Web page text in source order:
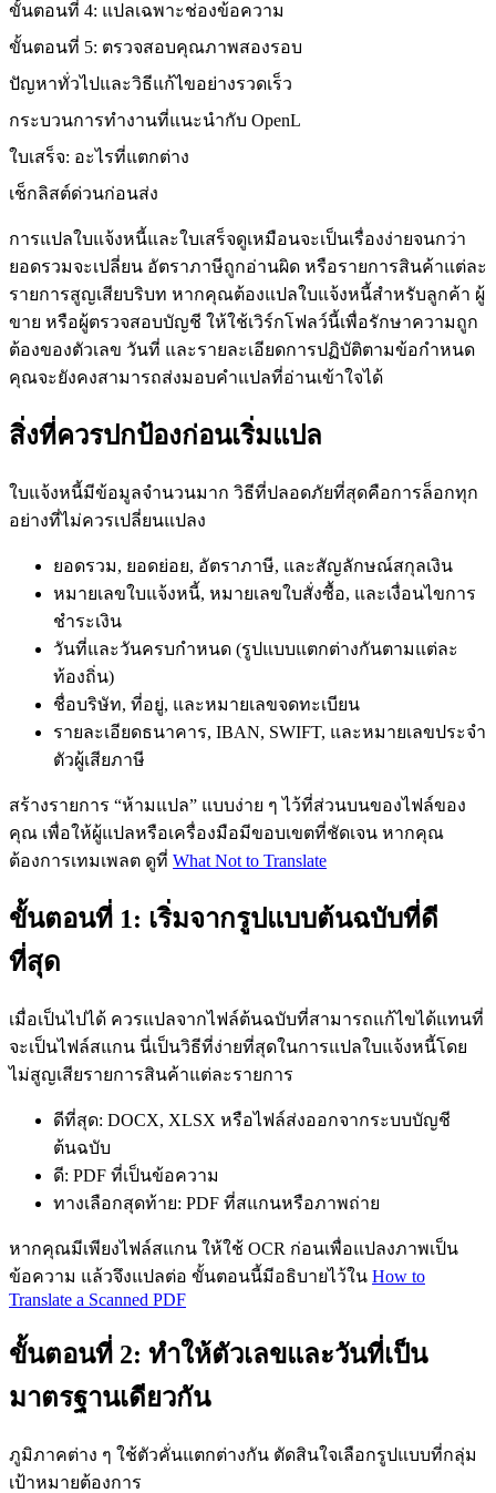
ขั้นตอนที่ 4: แปลเฉพาะช่องข้อความ
ขั้นตอนที่ 5: ตรวจสอบคุณภาพสองรอบ
ปัญหาทั่วไปและวิธีแก้ไขอย่างรวดเร็ว
กระบวนการทำงานที่แนะนำกับ OpenL
ใบเสร็จ: อะไรที่แตกต่าง
เช็กลิสต์ด่วนก่อนส่ง
การแปลใบแจ้งหนี้และใบเสร็จดูเหมือนจะเป็นเรื่องง่ายจนกว่า
ยอดรวมจะเปลี่ยน อัตราภาษีถูกอ่านผิด หรือรายการสินค้าแต่ละ
รายการสูญเสียบริบท หากคุณต้องแปลใบแจ้งหนี้สำหรับลูกค้า ผู้
ขาย หรือผู้ตรวจสอบบัญชี ให้ใช้เวิร์กโฟลว์นี้เพื่อรักษาความถูก
ต้องของตัวเลข วันที่ และรายละเอียดการปฏิบัติตามข้อกำหนด
คุณจะยังคงสามารถส่งมอบคำแปลที่อ่านเข้าใจได้
สิ่งที่ควรปกป้องก่อนเริ่มแปล
ใบแจ้งหนี้มีข้อมูลจำนวนมาก วิธีที่ปลอดภัยที่สุดคือการล็อกทุก
อย่างที่ไม่ควรเปลี่ยนแปลง
ยอดรวม, ยอดย่อย, อัตราภาษี, และสัญลักษณ์สกุลเงิน
หมายเลขใบแจ้งหนี้, หมายเลขใบสั่งซื้อ, และเงื่อนไขการ
ชำระเงิน
วันที่และวันครบกำหนด (รูปแบบแตกต่างกันตามแต่ละ
ท้องถิ่น)
ชื่อบริษัท, ที่อยู่, และหมายเลขจดทะเบียน
รายละเอียดธนาคาร, IBAN, SWIFT, และหมายเลขประจำ
ตัวผู้เสียภาษี
สร้างรายการ “ห้ามแปล” แบบง่าย ๆ ไว้ที่ส่วนบนของไฟล์ของ
คุณ เพื่อให้ผู้แปลหรือเครื่องมือมีขอบเขตที่ชัดเจน หากคุณ
ต้องการเทมเพลต ดูที่ What Not to Translate
ขั้นตอนที่ 1: เริ่มจากรูปแบบต้นฉบับที่ดี
ที่สุด
เมื่อเป็นไปได้ ควรแปลจากไฟล์ต้นฉบับที่สามารถแก้ไขได้แทนที่
จะเป็นไฟล์สแกน นี่เป็นวิธีที่ง่ายที่สุดในการแปลใบแจ้งหนี้โดย
ไม่สูญเสียรายการสินค้าแต่ละรายการ
ดีที่สุด: DOCX, XLSX หรือไฟล์ส่งออกจากระบบบัญชี
ต้นฉบับ
ดี: PDF ที่เป็นข้อความ
ทางเลือกสุดท้าย: PDF ที่สแกนหรือภาพถ่าย
หากคุณมีเพียงไฟล์สแกน ให้ใช้ OCR ก่อนเพื่อแปลงภาพเป็น
ข้อความ แล้วจึงแปลต่อ ขั้นตอนนี้มีอธิบายไว้ใน How to
Translate a Scanned PDF
ขั้นตอนที่ 2: ทำให้ตัวเลขและวันที่เป็น
มาตรฐานเดียวกัน
ภูมิภาคต่าง ๆ ใช้ตัวคั่นแตกต่างกัน ตัดสินใจเลือกรูปแบบที่กลุ่ม
เป้าหมายต้องการ